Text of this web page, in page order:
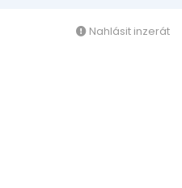
Nahlásit inzerát